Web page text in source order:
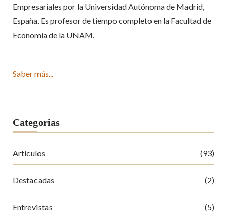
Empresariales por la Universidad Autónoma de Madrid,
España. Es profesor de tiempo completo en la Facultad de
Economía de la UNAM.
Saber más...
Categorias
Artículos (93)
Destacadas (2)
Entrevistas (5)